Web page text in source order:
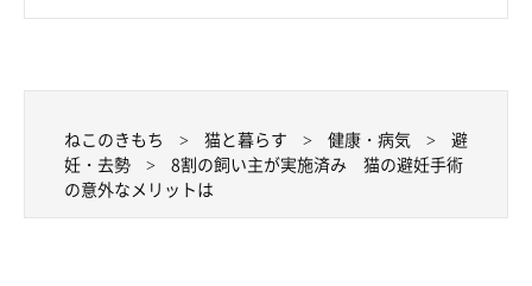
ますか？」というアンケートでは、87％の方が「受けさせてい
る」と回答されたほどです。
ねこのきもち 猫と暮らす 健康・病気
避
妊・去勢
8割の飼い主が実施済み 猫の避妊手術
の意外なメリットは